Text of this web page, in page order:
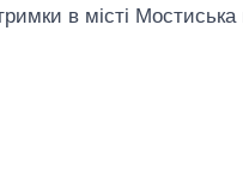
в місті